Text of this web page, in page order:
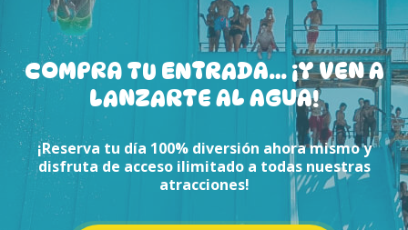
COMPRA TU ENTRADA… ¡Y VEN A
LANZARTE AL AGUA!
¡Reserva tu día 100% diversión ahora mismo y
disfruta de acceso ilimitado a todas nuestras
atracciones!